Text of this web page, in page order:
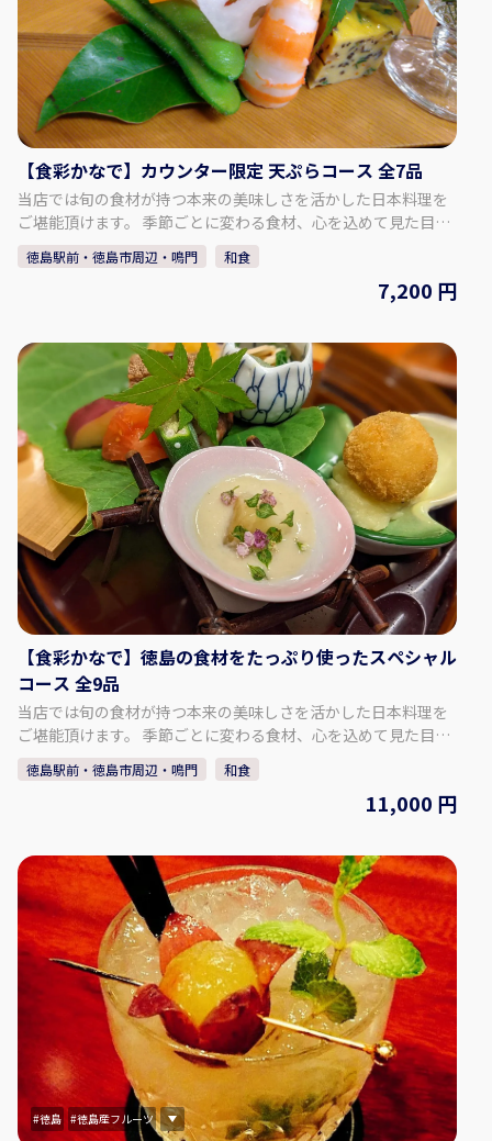
【食彩かなで】カウンター限定 天ぷらコース 全7品
当店では旬の食材が持つ本来の美味しさを活かした日本料理を
ご堪能頂けます。 季節ごとに変わる食材、心を込めて見た目も
楽しんで頂けるように、ご提供致します。 ご提供するコースに
はメニューはご用意しておりません、次の一品を心待ちにして
頂きたいのでコースの内容も当日の仕入れが終わるまで決まっ
で】 〒770-0934 徳島県徳島市秋田町２丁目８ ＡⅡＫビル １Ｆ
徳島駅前・徳島市周辺・鳴門 和食
7,200 円
【食彩かなで】徳島の食材をたっぷり使ったスペシャル
コース 全9品
当店では旬の食材が持つ本来の美味しさを活かした日本料理を
ご堪能頂けます。 季節ごとに変わる食材、心を込めて見た目も
楽しんで頂けるように、ご提供致します。 ご提供するコースに
はメニューはご用意しておりません、次の一品を心待ちにして
頂きたいのでコースの内容も当日の仕入れが終わるまで決まっ
す、季節の食材本来の旨味を是非ご堪能下さい。 【ご予約】2
名様から承ります。 ※1名~は応相談 【食彩かなで】
〒770-0934 徳島県徳島市秋田町２丁目８ ＡⅡＫビル １Ｆ
徳島駅前・徳島市周辺・鳴門 和食
11,000 円
徳島 徳島産フルーツ